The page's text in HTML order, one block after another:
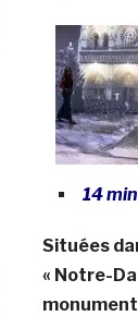
14
Situées
« Notre-